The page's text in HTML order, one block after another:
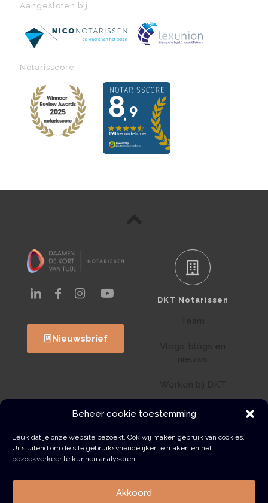
Beheer cookie toestemming
Leuk dat je onze website bezoekt. Ook wij maken gebruik van cookies.
Uitsluitend om de site gebruiksvriendelijker te maken en het
bezoekverkeer te kunnen analyseren.
Akkoord
Aangesloten bij:
Notarisscore
Nieuwsbrief
DKT Notarissen
Klantenportaal
Wwft